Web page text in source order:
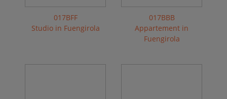
017BFF
Studio in Fuengirola
017BBB
Appartement in
Fuengirola